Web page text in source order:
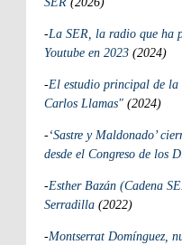
-La SER, la radio que ha
Youtube en 2023 (2024)
-El estudio principal de la
Carlos Llamas" (2024)
-‘Sastre y Maldonado’
desde el Congreso de los
-Esther Bazán (Cadena
Serradilla (2022)
-Montserrat Domínguez,